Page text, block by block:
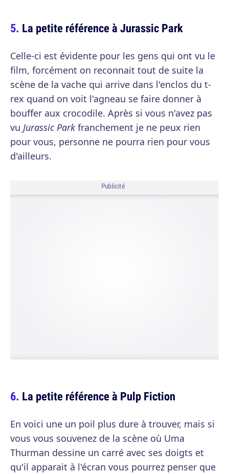
La petite référence à Jurassic Park
Celle-ci est évidente pour les gens qui ont vu le
film, forcément on reconnait tout de suite la
scène de la vache qui arrive dans l'enclos du t-
rex quand on voit l'agneau se faire donner à
bouffer aux crocodile. Après si vous n'avez pas
vu Jurassic Park franchement je ne peux rien
pour vous, personne ne pourra rien pour vous
d'ailleurs.
Publicité
La petite référence à Pulp Fiction
En voici une un poil plus dure à trouver, mais si
vous vous souvenez de la scène où Uma
Thurman dessine un carré avec ses doigts et
qu'il apparait à l'écran vous pourrez penser que